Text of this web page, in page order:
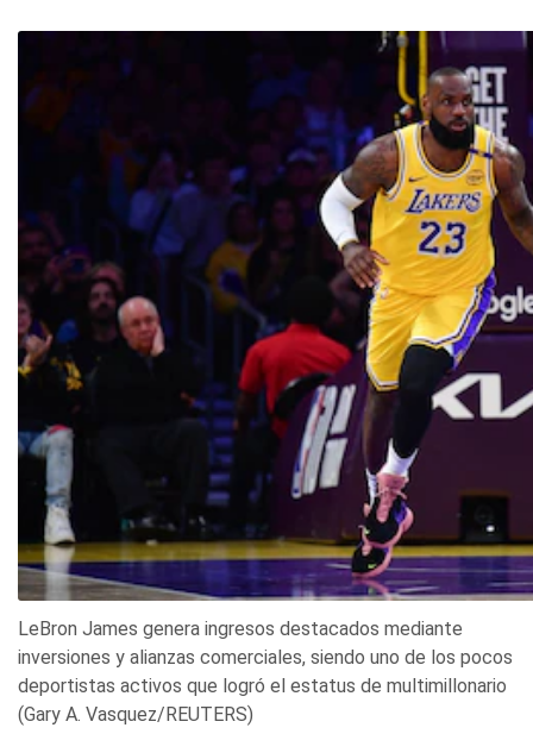
LeBron James genera ingresos destacados mediante
inversiones y alianzas comerciales, siendo uno de los pocos
deportistas activos que logró el estatus de multimillonario
(Gary A. Vasquez/REUTERS)